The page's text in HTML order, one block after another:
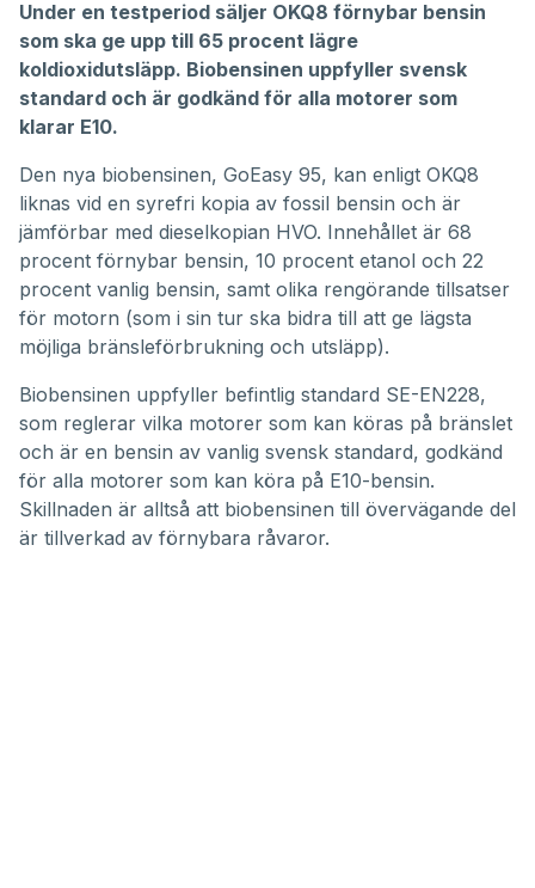
Under en testperiod säljer OKQ8 förnybar bensin
som ska ge upp till 65 procent lägre
koldioxidutsläpp. Biobensinen uppfyller svensk
standard och är godkänd för alla motorer som
klarar E10.
Den nya biobensinen, GoEasy 95, kan enligt OKQ8
liknas vid en syrefri kopia av fossil bensin och är
jämförbar med dieselkopian HVO. Innehållet är 68
procent förnybar bensin, 10 procent etanol och 22
procent vanlig bensin, samt olika rengörande tillsatser
för motorn (som i sin tur ska bidra till att ge lägsta
möjliga bränsleförbrukning och utsläpp).
Biobensinen uppfyller befintlig standard SE-EN228,
som reglerar vilka motorer som kan köras på bränslet
och är en bensin av vanlig svensk standard, godkänd
för alla motorer som kan köra på E10-bensin.
Skillnaden är alltså att biobensinen till övervägande del
är tillverkad av förnybara råvaror.